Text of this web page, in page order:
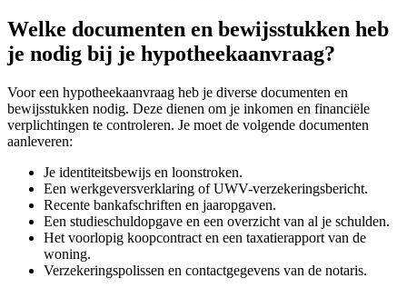
Welke documenten en bewijsstukken heb
je nodig bij je hypotheekaanvraag?
Voor een hypotheekaanvraag heb je diverse documenten en
bewijsstukken nodig. Deze dienen om je inkomen en financiële
verplichtingen te controleren. Je moet de volgende documenten
aanleveren:
Je identiteitsbewijs en loonstroken.
Een werkgeversverklaring of UWV-verzekeringsbericht.
Recente bankafschriften en jaaropgaven.
Een studieschuldopgave en een overzicht van al je schulden.
Het voorlopig koopcontract en een taxatierapport van de
woning.
Verzekeringspolissen en contactgegevens van de notaris.